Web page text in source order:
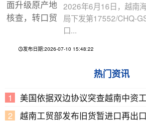
2026年6月16日，越南
局下发第17552/CHQ-
口...
发布日期:2026-07-10 15:48:22
热门资讯
美国依据双边协议突查越南中资
越南工贸部发布旧货暂进口再出